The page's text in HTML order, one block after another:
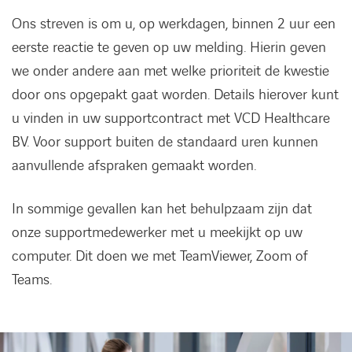
Ons streven is om u, op werkdagen, binnen 2 uur een
eerste reactie te geven op uw melding. Hierin geven
we onder andere aan met welke prioriteit de kwestie
door ons opgepakt gaat worden. Details hierover kunt
u vinden in uw supportcontract met VCD Healthcare
BV. Voor support buiten de standaard uren kunnen
aanvullende afspraken gemaakt worden.
In sommige gevallen kan het behulpzaam zijn dat
onze supportmedewerker met u meekijkt op uw
computer. Dit doen we met TeamViewer, Zoom of
Teams.